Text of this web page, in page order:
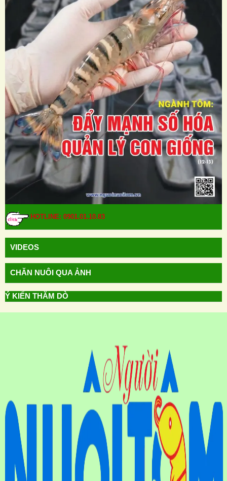
HOTLINE: 0901.01.10.83
VIDEOS
CHĂN NUÔI QUA ẢNH
Ý KIẾN THĂM DÒ